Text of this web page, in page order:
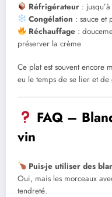
Réfrigérateur :
Congélation : sauce et
Réchauffage :
préserver la crème
Ce plat est souvent encore
eu le temps de se lier et
FAQ –
vin
Puis-je utiliser des
Oui, mais les morceaux
tendreté.